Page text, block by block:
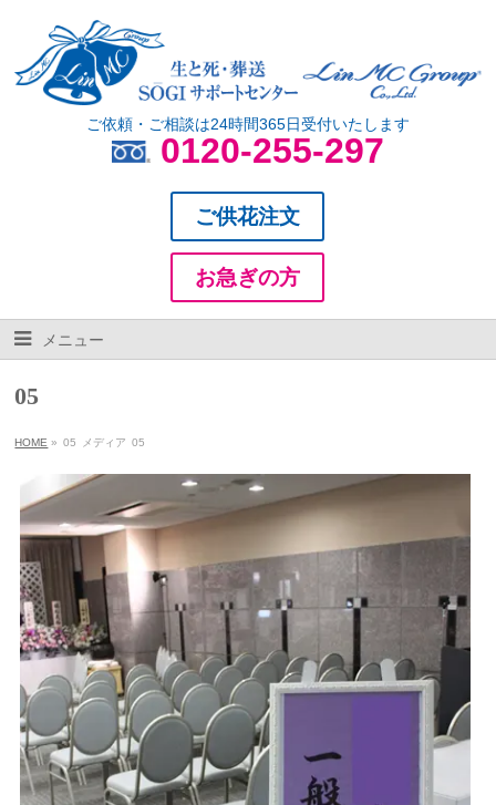
ご依頼・ご相談は24時間365日受付いたします
0120-255-297
ご供花注文
お急ぎの方
メニュー
05
HOME » 05 メディア 05